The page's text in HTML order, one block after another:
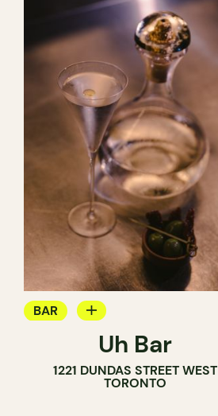
BAR
BAR À COCKTAILUh Bar
1221 DUNDAS STREET WEST
TORONTO